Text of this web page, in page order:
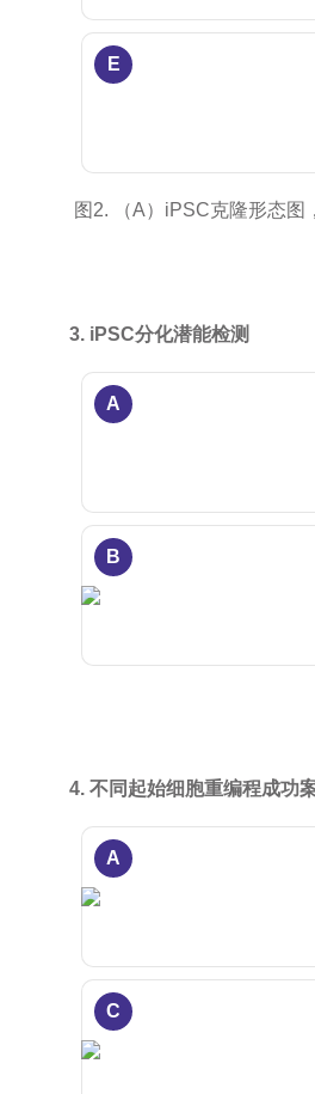
E
图2. （A）iPSC克隆形态
3. iPSC分化潜能检测
A
B
4. 不同起始细胞重编程成功
A
C